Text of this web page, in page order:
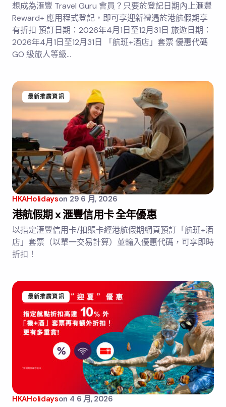
想成為滙豐 Travel Guru 會員？只要於登記日期內上滙豐
Reward+ 應用程式登記，即可享迎新禮遇於港航假期享
有折扣 預訂日期：2026年4月1日至12月31日 旅遊日期：
2026年4月1日至12月31日 「航班+酒店」套票 優惠代碼
GO 級旅人等級…
最新推廣資訊
HKAHolidayson 29 6 月, 2026
港航假期 x 滙豐信用卡 全年優惠
以指定滙豐信用卡/扣賬卡經港航假期網頁預訂「航班+酒
店」套票（以單一交易計算）並輸入優惠代碼，可享即時
折扣！
最新推廣資訊
HKAHolidayson 4 6 月, 2026